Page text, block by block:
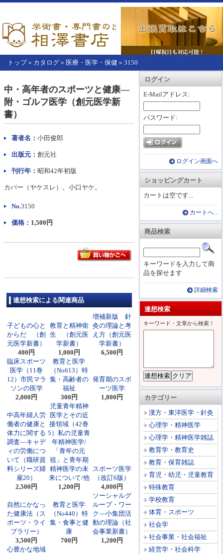
トップ» カタログ » 医療・医学・保健 » 3150
カートを見る
ログイン
E-Mailアドレス:
パスワード:
ログイン画面へ
ショッピングカート
カートは空です...
カートへ...
商品検索
キーワードを入力して商
品を探せます
詳細検索
連想検索
キーワード・文章から検索！
カテゴリー
漢方・東洋医学・針灸
心理学・精神医学
心理学・精神医学雑誌
教育学・教育史
教育・保育雑誌
育児・幼児・児童教育
特殊教育
学校教育
体育・スポーツ
社会学
社会事業・社会福祉
経営学・社会科学
こ
か
ら
本
文】
中・高年者のスポーツと健康―
附・ゴルフ医学（創元医学新
書）
著者名： 小田俊郎
出版元： 創元社
刊行年： 昭和42年初版
カバー（ヤケスレ）。小口ヤケ。
No.3150
価格： 1,500円
連想検索による関連商品
子どもの心と
からだ （創
元医学新書）
400円
教育と精神衛
生 （創元医
学新書）
1,000円
増補新版 針
灸の理論と考
え方（創元医
学新書）
6,500円
臨床スポーツ
医学（11巻
12）市民マラ
ソンの医学
2,000円
教育と医学
（No613）特
集・高齢者の
福祉
300円
発育期のスポ
ーツ医学
1,800円
中高年婦人労
働者の健康と
体力に関する
調査―キャデ
ィの労働につ
いて（職研資
料シリーズ婦
雇20）
2,500円
児童青年精神
医学とその近
接領域（42巻
5）私の児童青
年精神医学/
「青年の元
祖」と青年期
精神医学の未
来について/他
1,200円
スポーツ医学
（改訂6版）
4,000円
自然にかなっ
た健康法（ス
ポーツ・ライ
ブラリー）
3,500円
教育と医学
（No440）特
集・食事と健
康
700円
ソーシャルグ
ループ・ワー
ク―小集団活
動の理論（社
会事業新書）
1,200円
心豊かな地域